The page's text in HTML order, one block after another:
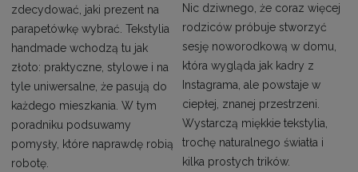
zdecydować, jaki prezent na
parapetówkę wybrać. Tekstylia
handmade wchodzą tu jak
złoto: praktyczne, stylowe i na
tyle uniwersalne, że pasują do
każdego mieszkania. W tym
poradniku podsuwamy
pomysły, które naprawdę robią
robotę.
Nic dziwnego, że coraz więcej
rodziców próbuje stworzyć
sesję noworodkową w domu,
która wygląda jak kadry z
Instagrama, ale powstaje w
ciepłej, znanej przestrzeni.
Wystarczą miękkie tekstylia,
trochę naturalnego światła i
kilka prostych trików.